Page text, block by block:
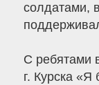
солдатами,
С ребятами
г. Курска «Я